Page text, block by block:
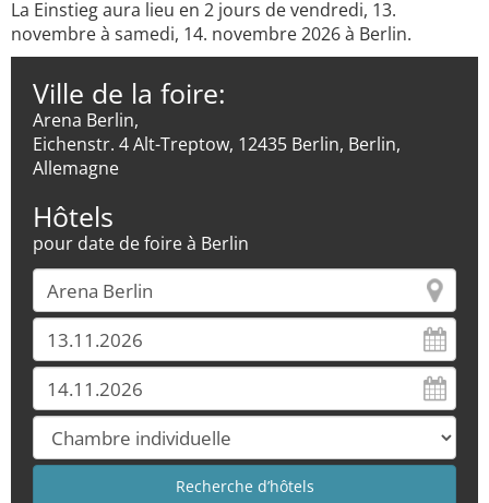
La Einstieg aura lieu en 2 jours de vendredi, 13.
novembre à samedi, 14. novembre 2026 à Berlin.
Ville de la foire:
Arena Berlin,
Eichenstr. 4 Alt-Treptow, 12435 Berlin, Berlin,
Allemagne
Hôtels
pour date de foire à Berlin